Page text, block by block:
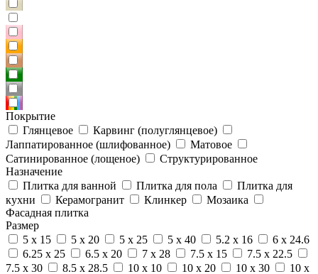
Покрытие
Глянцевое
Карвинг (полуглянцевое)
Лаппатированное (шлифованное)
Матовое
Сатинированное (лощеное)
Структурированное
Назначение
Плитка для ванной
Плитка для пола
Плитка для
кухни
Керамогранит Клинкер
Мозаика
Фасадная плитка
Размер
5 x 15
5 x 20 5 x 25 5 x 40 5.2 x 16
6 x 24.6
6.25 x 25
6.5 x 20 7 x 28 7.5 x 15
7.5 x 22.5
7.5 x 30
8.5 x 28.5 10 x 10 10 x 20 10 x 30 10 x